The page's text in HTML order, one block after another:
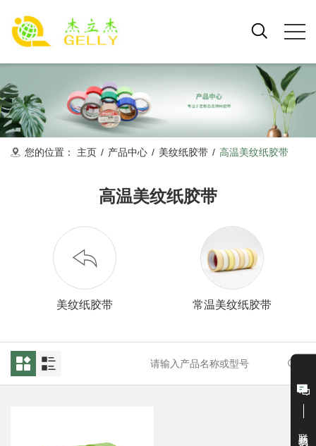
您的位置： 主页 / 产品中心 / 美纹纸胶带 / 高温美纹纸胶带
高温美纹纸胶带
美纹纸胶带 常温美纹纸胶带